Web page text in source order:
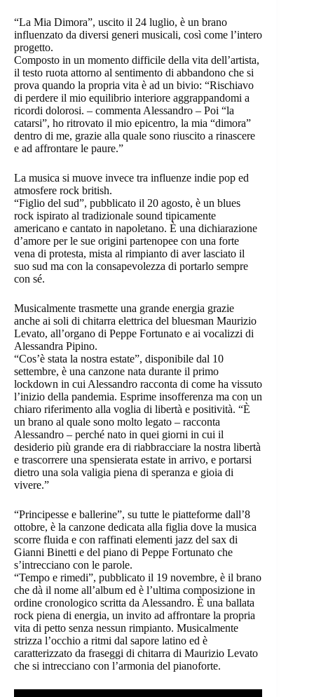
“La Mia Dimora”, uscito il 24 luglio, è un brano
influenzato da diversi generi musicali, così come l’intero
progetto.
Composto in un momento difficile della vita dell’artista,
il testo ruota attorno al sentimento di abbandono che si
prova quando la propria vita è ad un bivio: “Rischiavo
di perdere il mio equilibrio interiore aggrappandomi a
ricordi dolorosi. – commenta Alessandro – Poi “la
catarsi”, ho ritrovato il mio epicentro, la mia “dimora”
dentro di me, grazie alla quale sono riuscito a rinascere
e ad affrontare le paure.”
La musica si muove invece tra influenze indie pop ed
atmosfere rock british.
“Figlio del sud”, pubblicato il 20 agosto, è un blues
rock ispirato al tradizionale sound tipicamente
americano e cantato in napoletano. È una dichiarazione
d’amore per le sue origini partenopee con una forte
vena di protesta, mista al rimpianto di aver lasciato il
suo sud ma con la consapevolezza di portarlo sempre
con sé.
Musicalmente trasmette una grande energia grazie
anche ai soli di chitarra elettrica del bluesman Maurizio
Levato, all’organo di Peppe Fortunato e ai vocalizzi di
Alessandra Pipino.
“Cos’è stata la nostra estate”, disponibile dal 10
settembre, è una canzone nata durante il primo
lockdown in cui Alessandro racconta di come ha vissuto
l’inizio della pandemia. Esprime insofferenza ma con un
chiaro riferimento alla voglia di libertà e positività. “È
un brano al quale sono molto legato – racconta
Alessandro – perché nato in quei giorni in cui il
desiderio più grande era di riabbracciare la nostra libertà
e trascorrere una spensierata estate in arrivo, e portarsi
dietro una sola valigia piena di speranza e gioia di
vivere.”
“Principesse e ballerine”, su tutte le piatteforme dall’8
ottobre, è la canzone dedicata alla figlia dove la musica
scorre fluida e con raffinati elementi jazz del sax di
Gianni Binetti e del piano di Peppe Fortunato che
s’intrecciano con le parole.
“Tempo e rimedi”, pubblicato il 19 novembre, è il brano
che dà il nome all’album ed è l’ultima composizione in
ordine cronologico scritta da Alessandro. È una ballata
rock piena di energia, un invito ad affrontare la propria
vita di petto senza nessun rimpianto. Musicalmente
strizza l’occhio a ritmi dal sapore latino ed è
caratterizzato da fraseggi di chitarra di Maurizio Levato
che si intrecciano con l’armonia del pianoforte.